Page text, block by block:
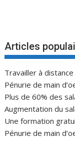
Articles
Travailler à
Pénurie de main
Plus de 60% des
Augmentation du
Une formation
Pénurie de main